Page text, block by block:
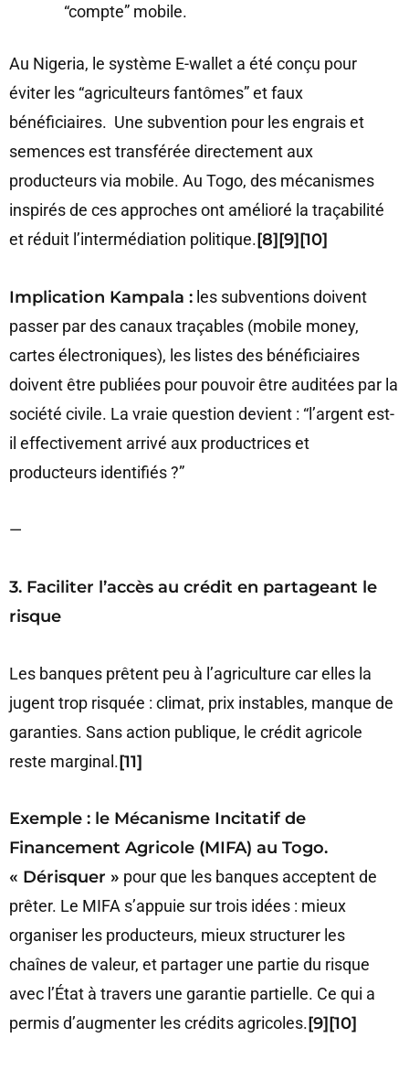
“compte” mobile.
Au Nigeria, le système E-wallet a été conçu pour
éviter les “agriculteurs fantômes” et faux
bénéficiaires. Une subvention pour les engrais et
semences est transférée directement aux
producteurs via mobile. Au Togo, des mécanismes
inspirés de ces approches ont amélioré la traçabilité
et réduit l’intermédiation politique.[8][9][10]
Implication Kampala : les subventions doivent
passer par des canaux traçables (mobile money,
cartes électroniques), les listes des bénéficiaires
doivent être publiées pour pouvoir être auditées par la
société civile. La vraie question devient : “l’argent est-
il effectivement arrivé aux productrices et
producteurs identifiés ?”
—
3. Faciliter l’accès au crédit en partageant le
risque
Les banques prêtent peu à l’agriculture car elles la
jugent trop risquée : climat, prix instables, manque de
garanties. Sans action publique, le crédit agricole
reste marginal.[11]
Exemple : le Mécanisme Incitatif de
Financement Agricole (MIFA) au Togo.
« Dérisquer » pour que les banques acceptent de
prêter. Le MIFA s’appuie sur trois idées : mieux
organiser les producteurs, mieux structurer les
chaînes de valeur, et partager une partie du risque
avec l’État à travers une garantie partielle. Ce qui a
permis d’augmenter les crédits agricoles.[9][10]